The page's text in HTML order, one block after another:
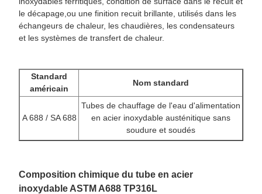
le décapage,ou une finition recuit brillante, utilisés dans les
échangeurs de chaleur, les chaudières, les condensateurs
et les systèmes de transfert de chaleur.
Standard
américain
Nom standard
A 688 / SA 688
Tubes de chauffage de l'eau d'alimentation
en acier inoxydable austénitique sans
soudure et soudés
Composition chimique du tube en acier
inoxydable ASTM A688 TP316L